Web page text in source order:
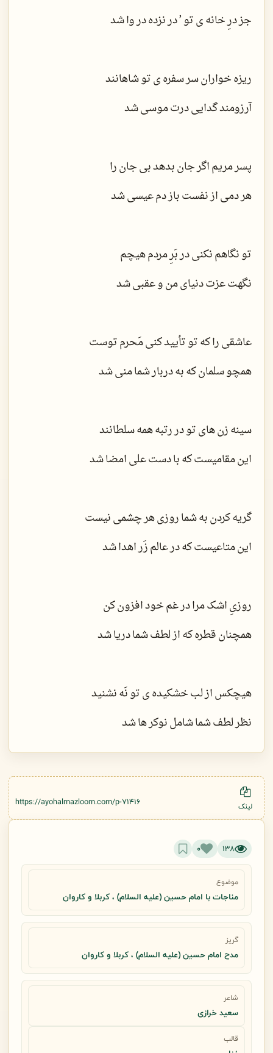
جز درِ خانه ی تو ٬ در نزده در وا شد
ریزه خواران سر سفره ی تو شاهانند
آرزومند گدایی درت موسی شد
پسر مریم اگر جان بدهد بی جان را
هر دمی از نفست باز دم عیسی شد
تو نگاهم نکنی در بَرِ مردم هیچم
نگهت عزت دنیای من و عقبی شد
عاشقی را که تو تأیید کنی مَحرم توست
همچو سلمان که به دربار شما منی شد
سینه زن های تو در رتبه همه سلطانند
این مقامیست که با دست علی امضا شد
گریه کردن به شما روزی هر چشمی نیست
این متاعیست که در عالم زَر اهدا شد
روزیِ اشک مرا در غم خود افزون کن
همچنان قطره که از لطف شما دریا شد
هیچکس از لب خشکیده ی تو نَه نشنید
نظر لطف شما شامل نوکر ها شد
لینک https://ayohalmazloom.com/p-71416
138
0
موضوع
مناجات با امام حسین (علیه السلام) ، کربلا و کاروان
گریز
مدح امام حسین (علیه السلام) ، کربلا و کاروان
شاعر
سعید خرازی
قالب